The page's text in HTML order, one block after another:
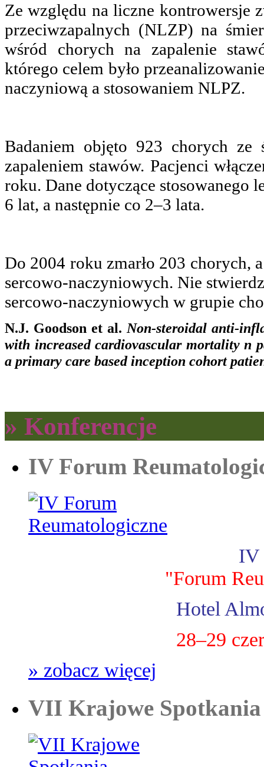
Ze względu na liczne kontrowersje
przeciwzapalnych (NLZP) na
wśród chorych na zapalenie
którego celem było
naczyniową a stosowaniem NLPZ.
Badaniem objęto 923 chorych ze
zapaleniem stawów. Pacjenci
roku. Dane dotyczące stosowanego
6 lat, a następnie co 2–3 lata.
Do 2004 roku zmarło 203 chorych,
sercowo-naczyniowych. Nie
sercowo-naczyniowych w grupie
N.J. Goodson et al. Non-steroidal anti-
with increased cardiovascular mortality n
a primary care based inception cohort
» Konferencje
IV Forum
IV
"Forum
Hotel
28–29
» zobacz więcej
VII Krajowe Spotkania